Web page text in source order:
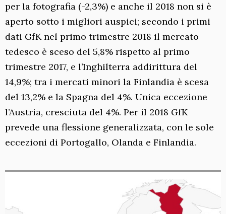
per la fotografia (-2,3%) e anche il 2018 non si è
aperto sotto i migliori auspici; secondo i primi
dati GfK nel primo trimestre 2018 il mercato
tedesco è sceso del 5,8% rispetto al primo
trimestre 2017, e l’Inghilterra addirittura del
14,9%; tra i mercati minori la Finlandia è scesa
del 13,2% e la Spagna del 4%. Unica eccezione
l’Austria, cresciuta del 4%. Per il 2018 GfK
prevede una flessione generalizzata, con le sole
eccezioni di Portogallo, Olanda e Finlandia.